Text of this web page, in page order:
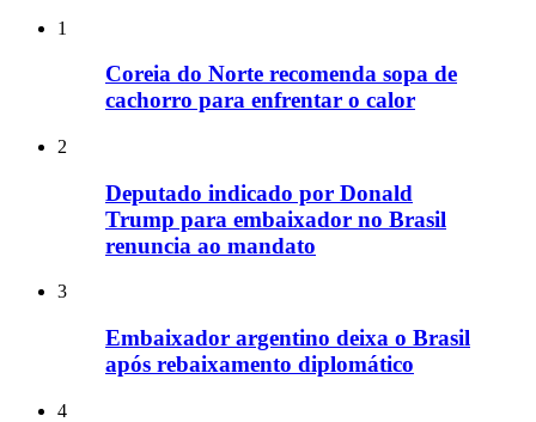
1
Coreia do Norte recomenda sopa de
cachorro para enfrentar o calor
2
Deputado indicado por Donald
Trump para embaixador no Brasil
renuncia ao mandato
3
Embaixador argentino deixa o Brasil
após rebaixamento diplomático
4